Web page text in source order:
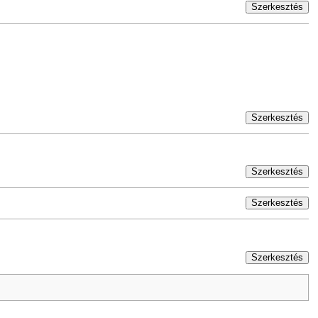
Szerkesztés
Szerkesztés
Szerkesztés
Szerkesztés
Szerkesztés